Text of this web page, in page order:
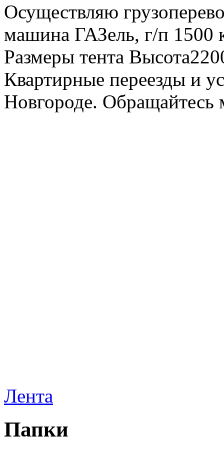
Осуществляю
машина ГАЗель, г/п 1500
Размеры тента
Квартирные переезды и
Новгороде.
Лента
Папки